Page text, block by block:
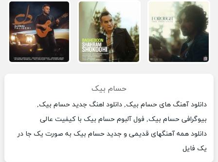
حسام بیک
دانلود آهنگ های حسام بیک, دانلود اهنگ جدید حسام بیک,
بیوگرافی حسام بیک, فول آلبوم حسام بیک با کیفیت عالی
دانلود همه آهنگهای قدیمی و جدید حسام بیک به صورت یک جا در
یک فایل